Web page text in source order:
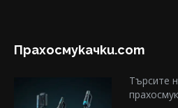
Прахосмукачки.com
Търсите